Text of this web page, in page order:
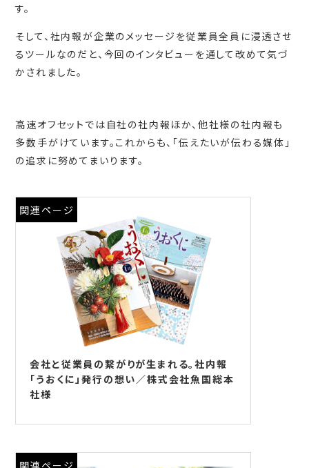
す。
そして、社内報が企業のメッセージを従業員全員に浸透させ
るツールなのだと、今回のインタビューを通して改めて気づ
かされました。
高速オフセットでは自社の社内報ほか、他社様の社内報も
多数手がけています。これからも、「伝えたいが伝わる媒体」
の追求に努めてまいります。
関連ページ
会社と従業員の繋がりが生まれる。社内報
「うおくに」発行の想い／株式会社魚国総本
社様
関連ページ